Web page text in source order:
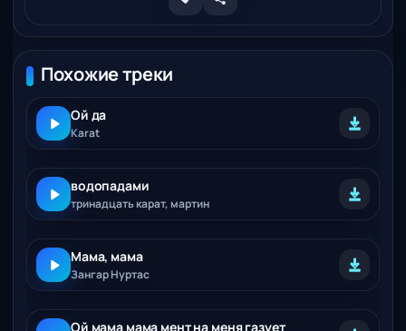
Похожие треки
Ой да
Karat
водопадами
тринадцать карат, мартин
Мама, мама
Зангар Нуртас
Ой мама мама мент на меня газует